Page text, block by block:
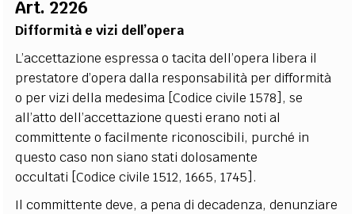
Art. 2226
Difformità e vizi dell’opera
L’accettazione espressa o tacita dell’opera libera il
prestatore d’opera dalla responsabilità per difformità
o per vizi della medesima [Codice civile 1578], se
all’atto dell’accettazione questi erano noti al
committente o facilmente riconoscibili, purché in
questo caso non siano stati dolosamente
occultati [Codice civile 1512, 1665, 1745].
Il committente deve, a pena di decadenza, denunziare